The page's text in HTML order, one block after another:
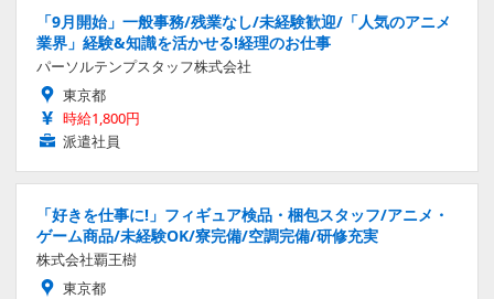
「9月開始」一般事務/残業なし/未経験歓迎/「人気のアニメ
業界」経験&知識を活かせる!経理のお仕事
パーソルテンプスタッフ株式会社
東京都
時給1,800円
派遣社員
「好きを仕事に!」フィギュア検品・梱包スタッフ/アニメ・
ゲーム商品/未経験OK/寮完備/空調完備/研修充実
株式会社覇王樹
東京都